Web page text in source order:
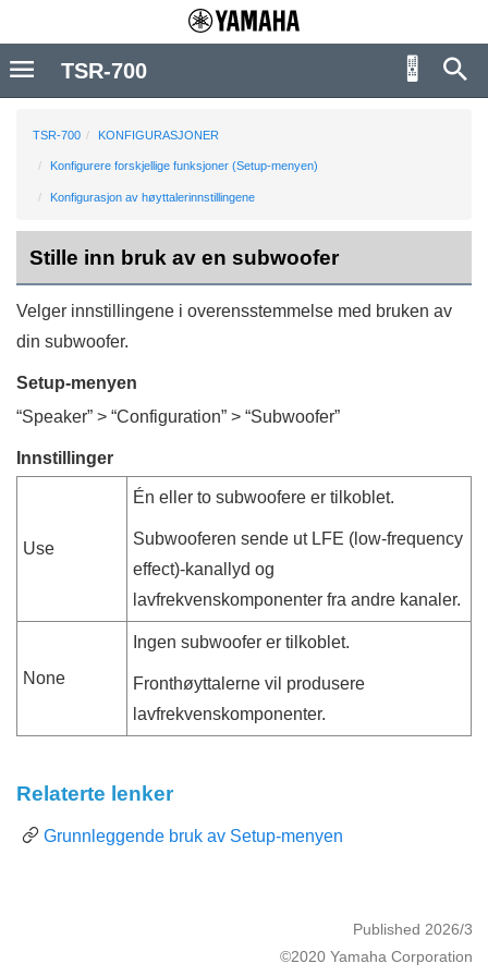
TSR-700 KONFIGURASJONER
Konfigurere forskjellige funksjoner (Setup-menyen)
Konfigurasjon av høyttalerinnstillingene
Stille inn bruk av en subwoofer
Velger innstillingene i overensstemmelse med bruken av
din subwoofer.
Setup-menyen
“Speaker” > “Configuration” > “Subwoofer”
Innstillinger
Use
Én eller to subwoofere er tilkoblet.
Subwooferen sende ut LFE (low-frequency
effect)-kanallyd og
lavfrekvenskomponenter fra andre kanaler.
None
Ingen subwoofer er tilkoblet.
Fronthøyttalerne vil produsere
lavfrekvenskomponenter.
Relaterte lenker
Grunnleggende bruk av Setup-menyen
Published 2026/3
©2020 Yamaha Corporation
TSR-700